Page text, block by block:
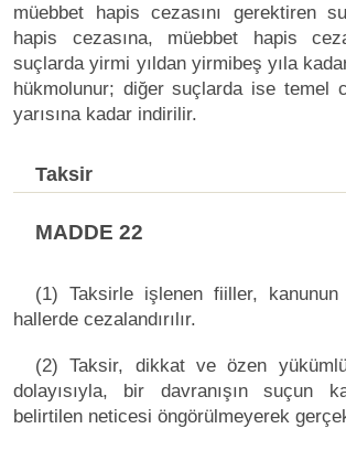
müebbet hapis cezasını gerektiren
hapis cezasına, müebbet hapis
suçlarda yirmi yıldan yirmibeş yıla
hükmolunur; diğer suçlarda ise temel
yarısına kadar indirilir.
Taksir
MADDE 22
(1) Taksirle işlenen fiiller, kanunun
hallerde cezalandırılır.
(2) Taksir, dikkat ve özen
dolayısıyla, bir davranışın suçun
belirtilen neticesi öngörülmeyerek